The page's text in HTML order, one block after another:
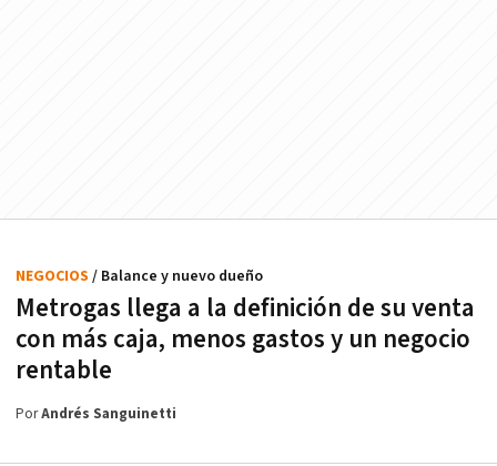
Metrogas llega a la definición de su venta
con más caja, menos gastos y un negocio
rentable
NEGOCIOS / Balance y nuevo dueño
PorAndrés Sanguinetti